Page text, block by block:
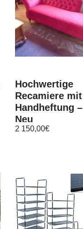
Hochwertige
Recamiere mit
Handheftung –
Neu
2 150,00€